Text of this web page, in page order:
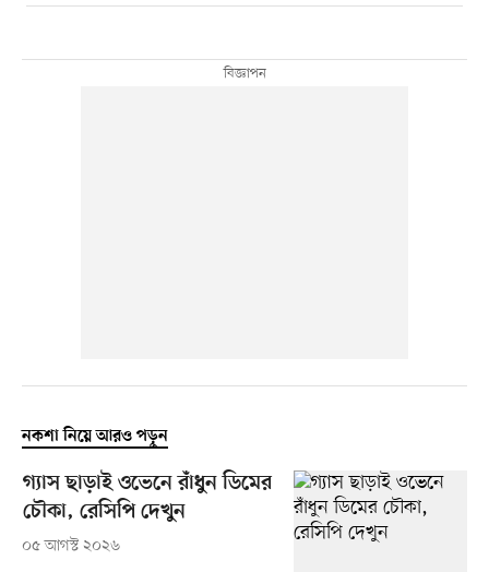
নকশা নিয়ে আরও পড়ুন
গ্যাস ছাড়াই ওভেনে রাঁধুন ডিমের
চৌকা, রেসিপি দেখুন
০৫ আগস্ট ২০২৬